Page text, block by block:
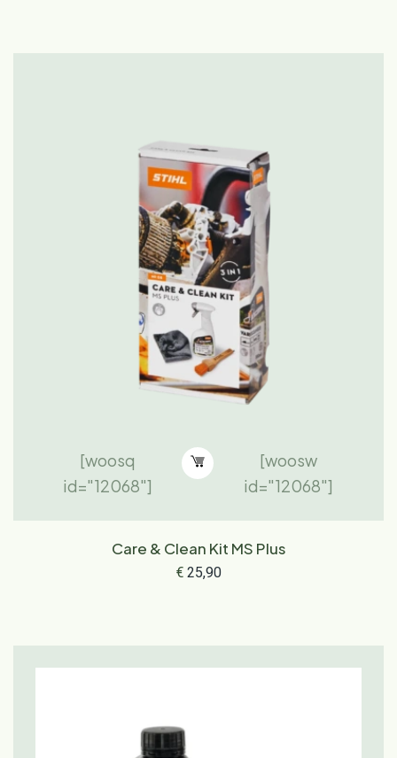
[woosq
id="12068"]
[woosw
id="12068"]
Care & Clean Kit MS Plus
€25,90